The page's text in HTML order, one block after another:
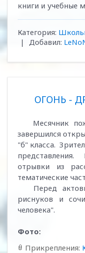
книги и учебные
Категория:
|
Добавил:
ОГОНЬ -
Месячник
завершился
"б" класса.
отрывки из
тематические
Перед
риснуков и
человека".
Фото:
Прикрепления: